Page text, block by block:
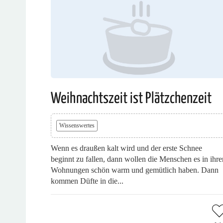
Weihnachtszeit ist Plätzchenzeit
Wissenswertes
Wenn es draußen kalt wird und der erste Schnee
beginnt zu fallen, dann wollen die Menschen es in
Wohnungen schön warm und gemütlich haben. Dann
kommen Düfte in die...